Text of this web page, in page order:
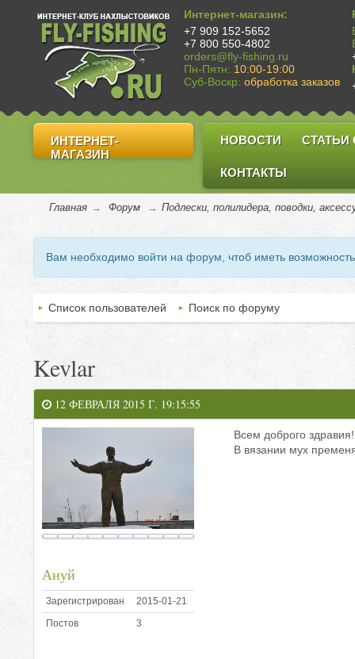
Интернет-магазин:
+7 909 152-5652
+7 800 550-4802
orders@fly-fishing.ru
Пн-Пятн: 10:00-19:00
Суб-Воскр: обработка заказов
ИНТЕРНЕТ-
МАГАЗИН
НОВОСТИ СТАТЬИ
КОНТАКТЫ
Главная → Форум → Подлески, полилидера, поводки,
Вам необходимо войти на форум, чтоб иметь
Список пользователей Поиск по форуму
Kevlar
12 ФЕВРАЛЯ 2015 Г. 19:15:55
Ануй
Зарегистрирован
2015-01-21
Постов
3
Всем доброго здравия!
В вязании мух